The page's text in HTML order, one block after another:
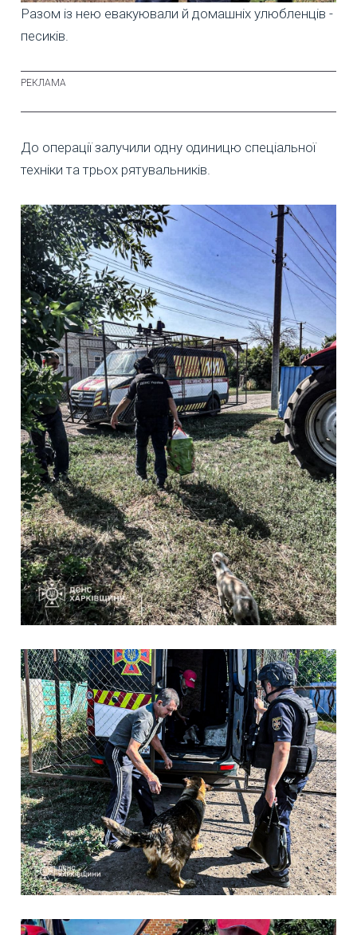
Разом із нею евакуювали й домашніх улюбленців -
песиків.
До операції залучили одну одиницю спеціальної
техніки та трьох рятувальників.